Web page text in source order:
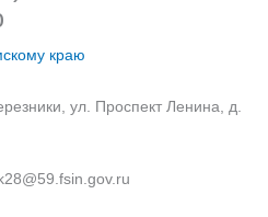
краю
ул. Проспект Ленина, д.